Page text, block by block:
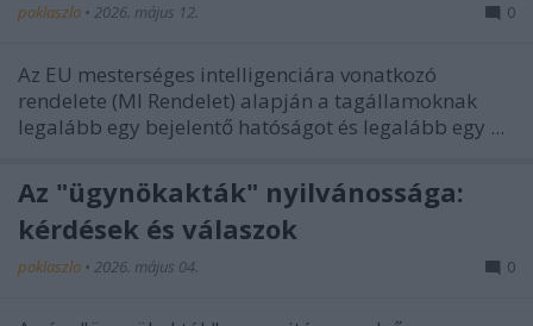
poklaszlo • 2026. május 12. 0
Az EU mesterséges intelligenciára vonatkozó
rendelete (MI Rendelet) alapján a tagállamoknak
legalább egy bejelentő hatóságot és legalább egy ...
Az "ügynökakták" nyilvánossága:
kérdések és válaszok
poklaszlo • 2026. május 04. 0